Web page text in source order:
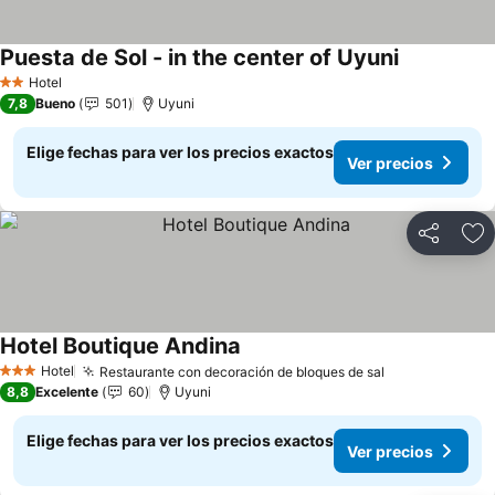
2 Estrellas
Hotel
Puesta de Sol - in the center of Uyuni
7,8 Bueno 501 Uyuni
Elige fechas para ver los precios exactos
Ver precios
Compartir
3 Estrellas
Hotel Restaurante con decoración de bloques de sal
Hotel Boutique Andina
8,8 Excelente 60 Uyuni
Elige fechas para ver los precios exactos
Ver precios